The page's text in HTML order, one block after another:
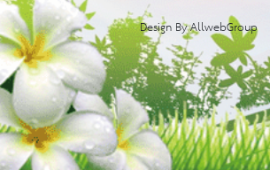
Design ByAllwebGroup